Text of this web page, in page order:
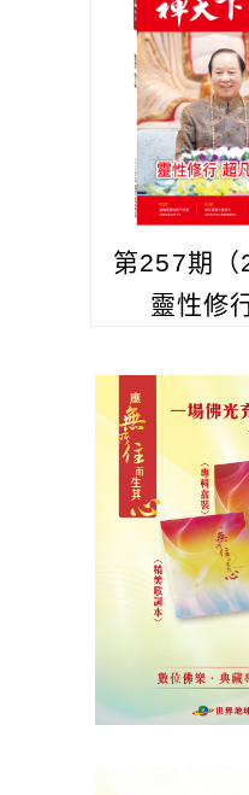
第257期（
靈性修